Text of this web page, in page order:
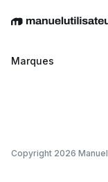
Marques
Copyright 2026